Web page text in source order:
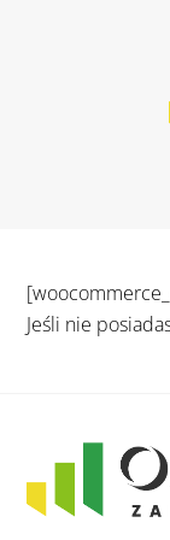
Jeśli nie